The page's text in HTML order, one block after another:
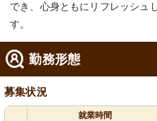
でき、心身ともにリフレッシュ
す。
勤務形態
募集状況
就業時間